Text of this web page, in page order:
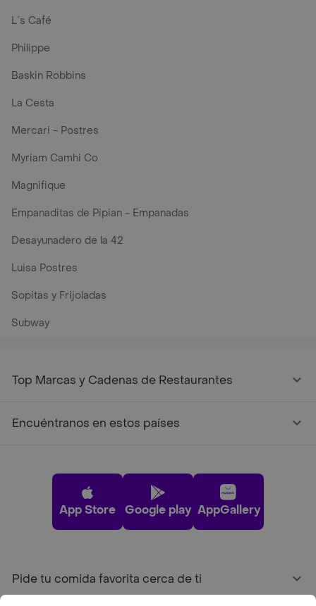
L´s Café
Philippe
Baskin Robbins
La Cesta
Mercari - Postres
Myriam Camhi Co
Magnifique
Empanaditas de Pipian - Empanadas
Desayunadero de la 42
Luisa Postres
Sopitas y Frijoladas
Subway
Top Marcas y Cadenas de Restaurantes
Encuéntranos en estos países
App Store Google play AppGallery
Pide tu comida favorita cerca de ti